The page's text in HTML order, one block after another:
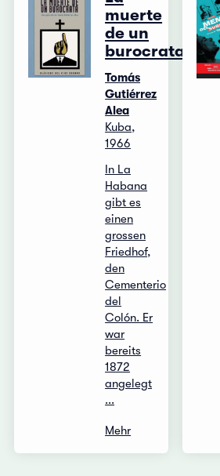
muerte
de un
burocrata
Tomás
Gutiérrez
Alea
Kuba,
1966
In La
Habana
gibt es
einen
grossen
Friedhof,
den
Cementerio
del
Colón. Er
war
bereits
1872
angelegt
...
Mehr